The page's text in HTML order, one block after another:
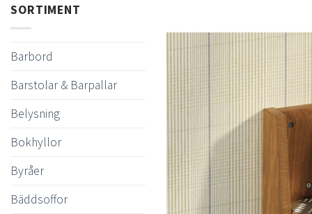
SORTIMENT
Barbord
Barstolar & Barpallar
Belysning
Bokhyllor
Byråer
Bäddsoffor